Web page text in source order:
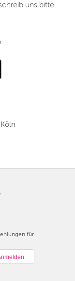
uns bitte
für